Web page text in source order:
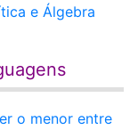
e Álgebra
o menor entre